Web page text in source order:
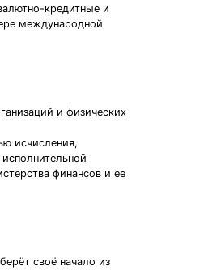
кредитные и
международной
и физических
исчисления,
финансов и ее
своё начало из